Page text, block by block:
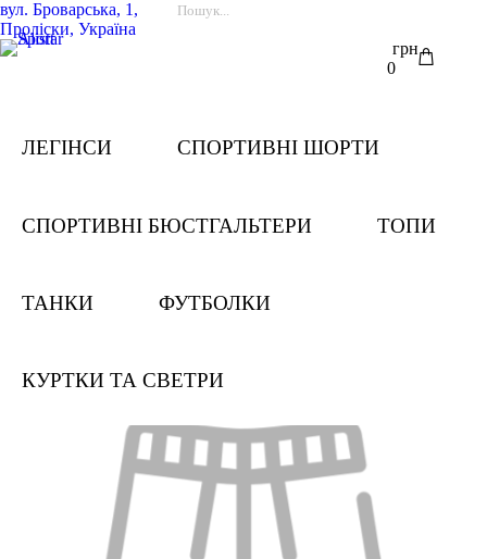
вул. Броварська, 1,
Проліски, Україна
грн
0
ЛЕГІНСИ СПОРТИВНІ ШОРТИ
СПОРТИВНІ БЮСТГАЛЬТЕРИ ТОПИ
ТАНКИ ФУТБОЛКИ
КУРТКИ ТА СВЕТРИ